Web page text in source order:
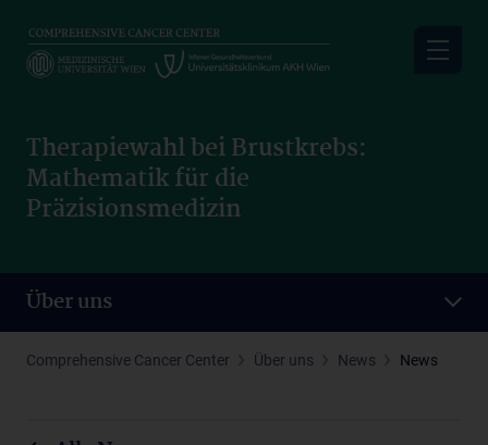
main
Therapiewahl bei Brustkrebs:
Mathematik für die
Präzisionsmedizin
Über uns
Comprehensive Cancer Center Über uns News News